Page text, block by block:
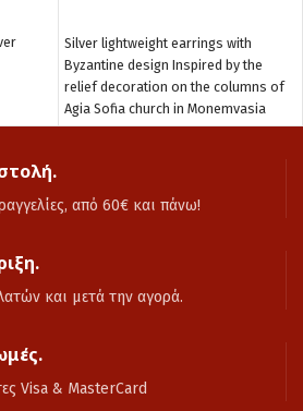
Silver lightweight earrings with
Byzantine design Inspired by the
relief decoration on the columns of
Agia Sofia church in Monemvasia
από 60€ και πάνω!
και μετά την αγορά.
Visa & MasterCard